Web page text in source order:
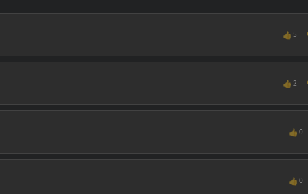
👍 5
👍 2
👍 0
👍 0